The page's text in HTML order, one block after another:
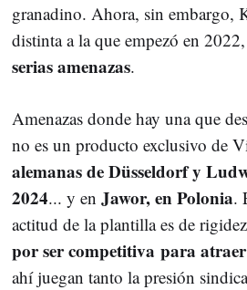
granadino. Ahora, sin embargo,
distinta a la que empezó en
serias amenazas.
Amenazas donde hay una que
no es un producto exclusivo de
alemanas de Düsseldorf y
2024... y en Jawor, en Polonia.
actitud de la plantilla es de
por ser competitiva para
ahí juegan tanto la presión